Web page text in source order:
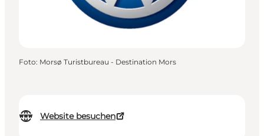
Website besuchen
Foto: Morsø Turistbureau - Destination Mors